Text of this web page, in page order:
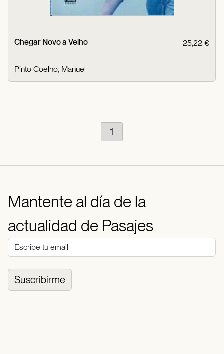
Chegar Novo a Velho 25,22 €
Pinto Coelho, Manuel
1
Mantente al día de la
actualidad de Pasajes
Suscribirme